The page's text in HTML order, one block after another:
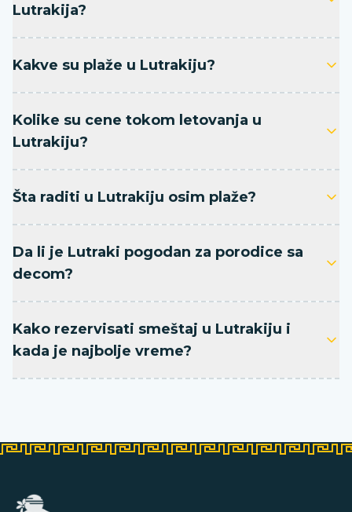
Lutrakija?
Kakve su plaže u Lutrakiju?
Kolike su cene tokom letovanja u
Lutrakiju?
Šta raditi u Lutrakiju osim plaže?
Da li je Lutraki pogodan za porodice sa
decom?
Kako rezervisati smeštaj u Lutrakiju i
kada je najbolje vreme?